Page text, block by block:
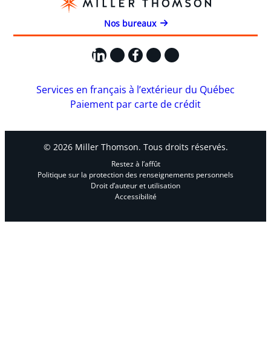
Nos bureaux
LinkedIn
X Facebook
Instagram
YouTube
Services en français à l’extérieur du Québec
Paiement par carte de crédit
© 2026 Miller Thomson. Tous droits réservés.
Restez à l’affût
Politique sur la protection des renseignements personnels
Droit d’auteur et utilisation
Accessibilité